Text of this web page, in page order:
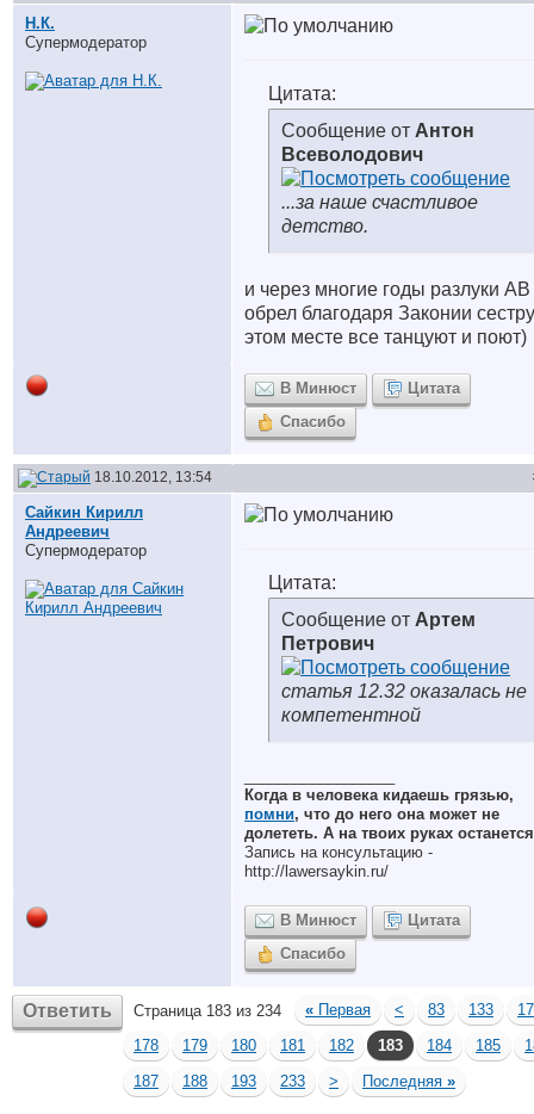
Н.К.
Супермодератор
Цитата:
Сообщение от Антон
Всеволодович
...за наше счастливое
детство.
и через многие годы разлуки АВ
обрел благодаря Законии
этом месте все танцуют и поют)
В Минюст
Цитата
Спасибо
18.10.2012, 13:54
Сайкин Кирилл
Андреевич
Супермодератор
Цитата:
Сообщение от Артем
Петрович
статья 12.32 оказалась не
компетентной
Когда в человека кидаешь грязью,
помни, что до него она может не
долететь. А на твоих руках
Запись на консультацию -
http://lawersaykin.ru/
В Минюст
Цитата
Спасибо
Ответить Страница 183 из 234 « Первая < 83 133
178
179 180 181 182 183 184 185
187
188 193 233 > Последняя »